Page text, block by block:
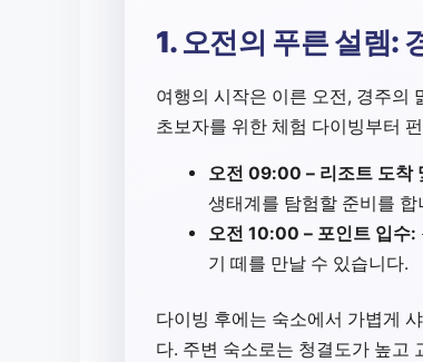
1. 오전의 푸른 설렘:
여행의 시작은 이른 오전, 경주의
초보자를 위한 체험 다이빙부터
오전 09:00 – 리조트 도착
생태계를 탐험할 준비를 합
오전 10:00 – 포인트 입수:
기 떼를 만날 수 있습니다.
다이빙 후에는 숙소에서 가볍게
다. 주변 숙소로는 청결도가 높고